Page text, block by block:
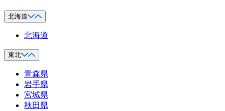
北海道
北海道
東北
青森県
岩手県
宮城県
秋田県